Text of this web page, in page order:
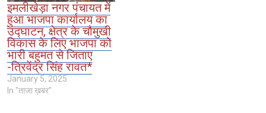
इमलीखेड़ा नगर पंचायत में
हुआ भाजपा कार्यालय का
उद्घाटन, क्षेत्र के चौमुखी
विकास के लिए भाजपा को
भारी बहुमत से जिताए
-त्रिवेंद्र सिंह रावत*
January 5, 2025
In "ताजा ख़बर"